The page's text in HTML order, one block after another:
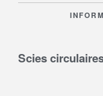
Scies